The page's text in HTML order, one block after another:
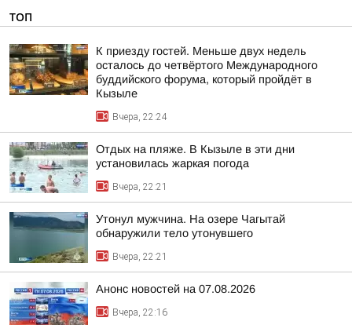
ТОП
К приезду гостей. Меньше двух недель
осталось до четвёртого Международного
буддийского форума, который пройдёт в
Кызыле
Вчера, 22:24
Отдых на пляже. В Кызыле в эти дни
установилась жаркая погода
Вчера, 22:21
Утонул мужчина. На озере Чагытай
обнаружили тело утонувшего
Вчера, 22:21
Анонс новостей на 07.08.2026
Вчера, 22:16